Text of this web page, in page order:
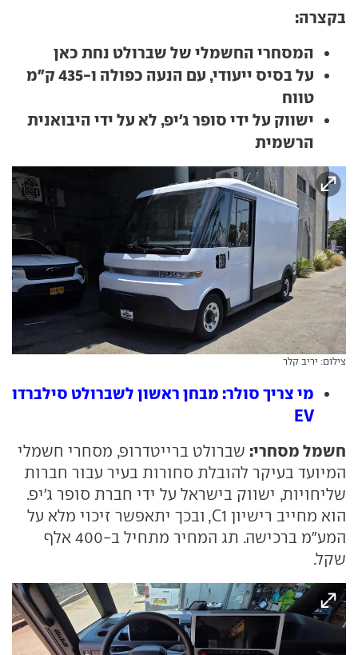
בקצרה:
המסחרי החשמלי של שברולט נחת כאן
על בסיס ייעודי, עם הנעה כפולה ו-435 ק"מ
טווח
ישווק על ידי סופר ג'יפ, לא על ידי היבואנית
הרשמית
צילום: יריב קלר
מי צריך סולר: מבחן ראשון לשברולט סילברדו
EV
חשמל מסחרי: שברולט ברייטדרופ, מסחרי חשמלי
המיועד בעיקר להובלת סחורות בעיר עבור חברות
שליחויות, ישווק בישראל על ידי חברת סופר ג'יפ.
הוא מחייב רישיון C1, ובכך יתאפשר זיכוי מלא על
המע"מ ברכישה. תג המחיר מתחיל ב-400 אלף
שקל.